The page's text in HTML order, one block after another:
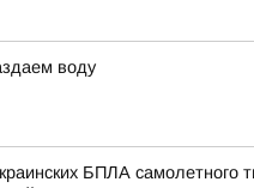
воду
БПЛА самолетного